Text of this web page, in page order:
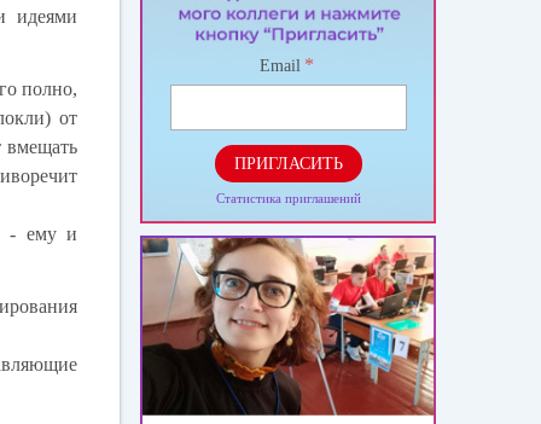
идеями
полно,
от
вмещать
- ему и
Email *
ПРИГЛАСИТЬ
Статистика приглашений